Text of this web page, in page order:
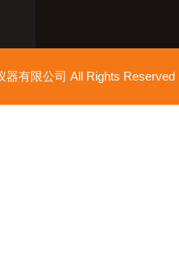
器有限公司 All Rights